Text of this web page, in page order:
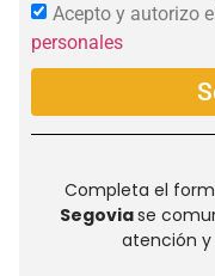
Acepto y autorizo
personales
Completa el
Segoviase
atención y